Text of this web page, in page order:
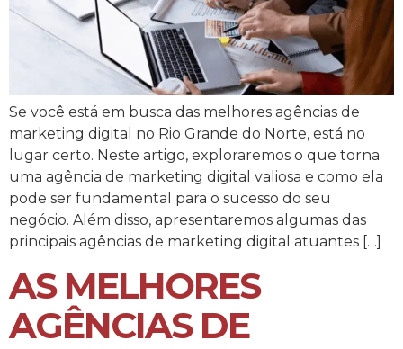
Se você está em busca das melhores agências de
marketing digital no Rio Grande do Norte, está no
lugar certo. Neste artigo, exploraremos o que torna
uma agência de marketing digital valiosa e como ela
pode ser fundamental para o sucesso do seu
negócio. Além disso, apresentaremos algumas das
principais agências de marketing digital atuantes […]
AS MELHORES
AGÊNCIAS DE